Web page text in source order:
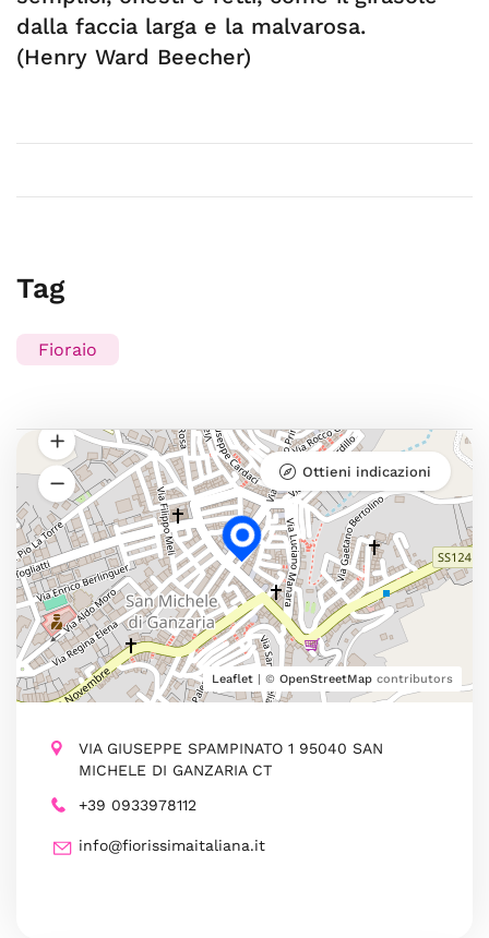
dalla faccia larga e la malvarosa.
(Henry Ward Beecher)
Tag
Fioraio
Leaflet | © OpenStreetMap contributors
Ottieni indicazioni
VIA GIUSEPPE SPAMPINATO 1 95040 SAN
MICHELE DI GANZARIA CT
+39 0933978112
info@fiorissimaitaliana.it